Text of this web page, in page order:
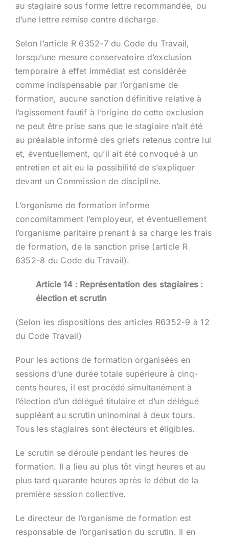
au stagiaire sous forme lettre recommandée, ou
d’une lettre remise contre décharge.
Selon l’article R 6352-7 du Code du Travail,
lorsqu’une mesure conservatoire d’exclusion
temporaire à effet immédiat est considérée
comme indispensable par l’organisme de
formation, aucune sanction définitive relative à
l’agissement fautif à l’origine de cette exclusion
ne peut être prise sans que le stagiaire n’ait été
au préalable informé des griefs retenus contre lui
et, éventuellement, qu’il ait été convoqué à un
entretien et ait eu la possibilité de s’expliquer
devant un Commission de discipline.
L’organisme de formation informe
concomitamment l’employeur, et éventuellement
l’organisme paritaire prenant à sa charge les frais
de formation, de la sanction prise (article R
6352-8 du Code du Travail).
Article 14 : Représentation des stagiaires :
élection et scrutin
(Selon les dispositions des articles R6352-9 à 12
du Code Travail)
Pour les actions de formation organisées en
sessions d’une durée totale supérieure à cinq-
cents heures, il est procédé simultanément à
l’élection d’un délégué titulaire et d’un délégué
suppléant au scrutin uninominal à deux tours.
Tous les stagiaires sont électeurs et éligibles.
Le scrutin se déroule pendant les heures de
formation. Il a lieu au plus tôt vingt heures et au
plus tard quarante heures après le début de la
première session collective.
Le directeur de l’organisme de formation est
responsable de l’organisation du scrutin. Il en